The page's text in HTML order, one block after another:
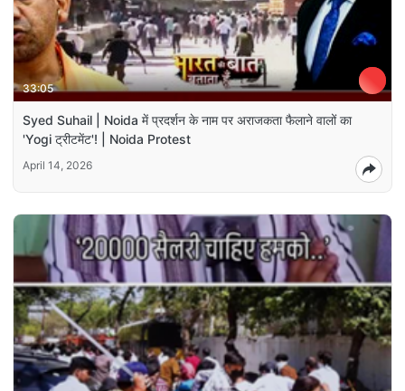
33:05
Syed Suhail | Noida में प्रदर्शन के नाम पर अराजकता फैलाने वालों का
'Yogi ट्रीटमेंट'! | Noida Protest
April 14, 2026